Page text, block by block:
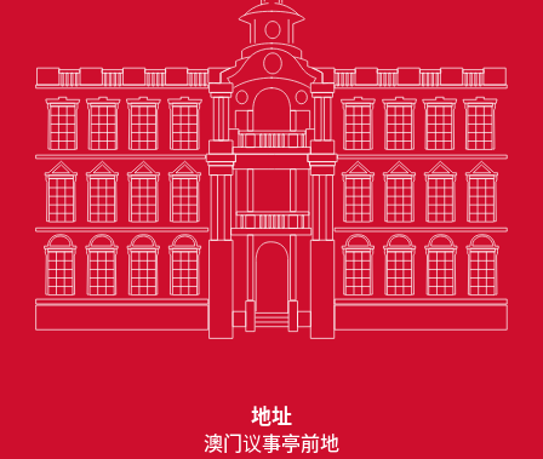
地址
澳门议事亭前地